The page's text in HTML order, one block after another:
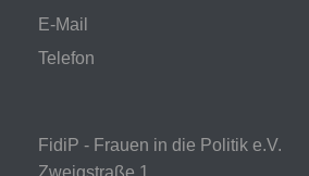
E-Mail
Telefon
FidiP - Frauen in die Politik e.V.
Zweigstraße 1